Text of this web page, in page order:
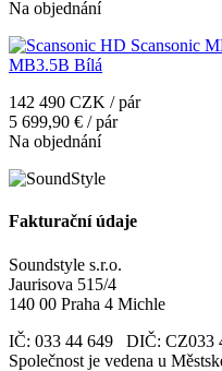
Na objednání
MB3.5B Bílá
142 490 CZK / pár
5 699,90 € / pár
Na objednání
Fakturační údaje
Soundstyle s.r.o.
Jaurisova 515/4
140 00 Praha 4 Michle
IČ: 033 44 649 DIČ: CZ033
Společnost je vedena u